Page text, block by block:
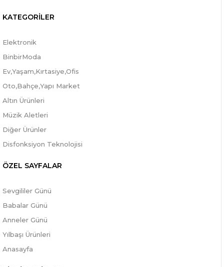
KATEGORİLER
Elektronik
BinbirModa
Ev,Yaşam,Kırtasiye,Ofis
Oto,Bahçe,Yapı Market
Altın Ürünleri
Müzik Aletleri
Diğer Ürünler
Disfonksiyon Teknolojisi
ÖZEL SAYFALAR
Sevgililer Günü
Babalar Günü
Anneler Günü
Yılbaşı Ürünleri
Anasayfa